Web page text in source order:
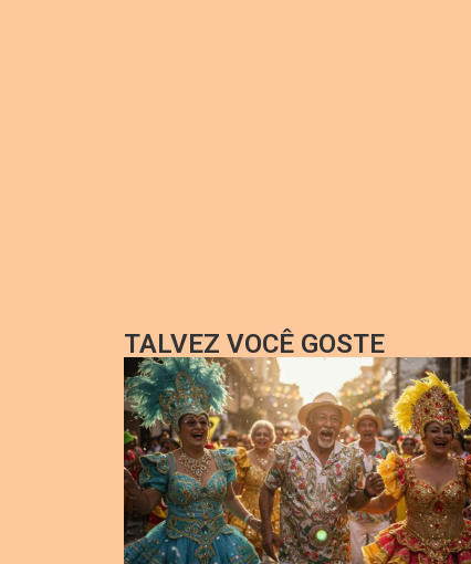
TALVEZ VOCÊ GOSTE